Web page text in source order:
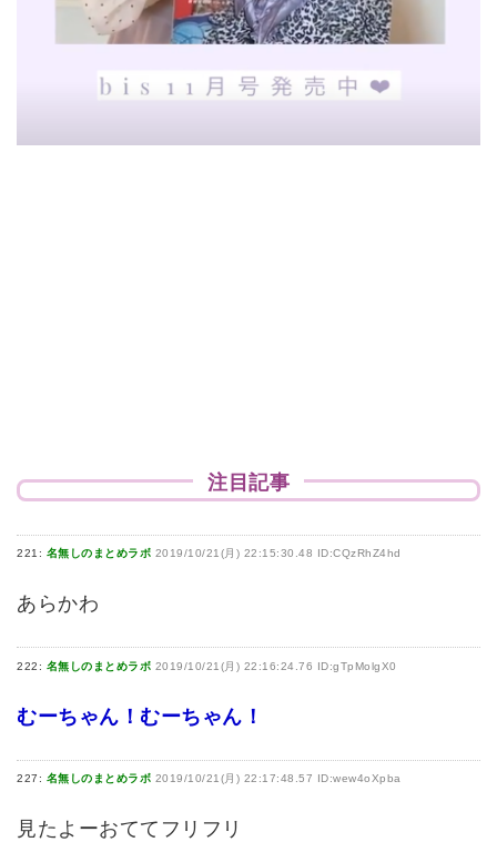
注目記事
221: 名無しのまとめラボ 2019/10/21(月) 22:15:30.48 ID:CQzRhZ4hd
あらかわ
222: 名無しのまとめラボ 2019/10/21(月) 22:16:24.76 ID:gTpMolgX0
むーちゃん！むーちゃん！
227: 名無しのまとめラボ 2019/10/21(月) 22:17:48.57 ID:wew4oXpba
見たよーおててフリフリ